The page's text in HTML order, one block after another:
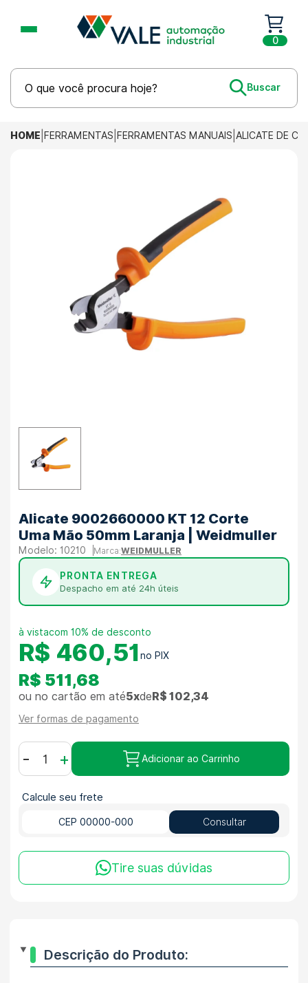
0
HOME FERRAMENTAS FERRAMENTAS MANUAIS ALICATE DE
Alicate 9002660000 KT 12 Corte
Uma Mão 50mm Laranja | Weidmuller
10210 WEIDMULLER
PRONTA ENTREGA
Despacho em até 24h úteis
R$ 460,51
com 10% de desconto
R$ 511,68
ou no cartão em até5xdeR$ 102,34
Ver formas de pagamento
- + Adicionar ao Carrinho
Calcule seu frete
Consultar
Tire suas dúvidas
Descrição do Produto: